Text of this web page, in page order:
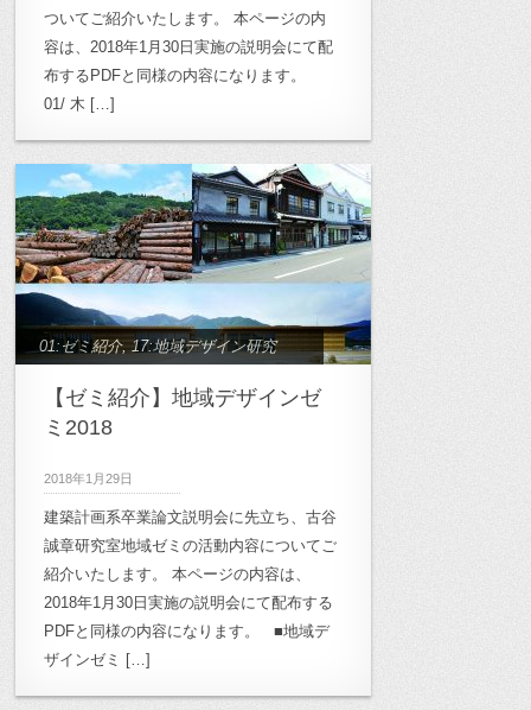
ついてご紹介いたします。 本ページの内
容は、2018年1月30日実施の説明会にて配
布するPDFと同様の内容になります。
01/ 木 […]
01:ゼミ紹介, 17:地域デザイン研究
【ゼミ紹介】地域デザインゼ
ミ2018
2018年1月29日
建築計画系卒業論文説明会に先立ち、古谷
誠章研究室地域ゼミの活動内容についてご
紹介いたします。 本ページの内容は、
2018年1月30日実施の説明会にて配布する
PDFと同様の内容になります。 ■地域デ
ザインゼミ […]